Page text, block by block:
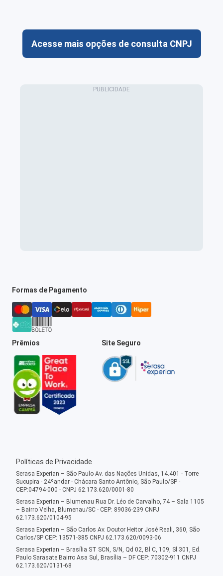
Acesse mais opções de consulta CNPJ
Formas de Pagamento
Prêmios Site Seguro
Políticas de Privacidade
Serasa Experian – São Paulo Av. das Nações Unidas, 14.401 - Torre
Sucupira - 24ºandar - Chácara Santo Antônio, São Paulo/SP -
CEP:04794-000 - CNPJ 62.173.620/0001-80
Serasa Experian – Blumenau Rua Dr. Léo de Carvalho, 74 – Sala 1105
– Bairro Velha, Blumenau/SC - CEP: 89036-239 CNPJ
62.173.620/0104-95
Serasa Experian – São Carlos Av. Doutor Heitor José Reali, 360, São
Carlos/SP CEP: 13571-385 CNPJ 62.173.620/0093-06
Serasa Experian – Brasília ST SCN, S/N, Qd 02, Bl C, 109, Sl 301, Ed.
Paulo Sarasate Bairro Asa Sul, Brasília – DF CEP: 70302-911 CNPJ
62.173.620/0131-68